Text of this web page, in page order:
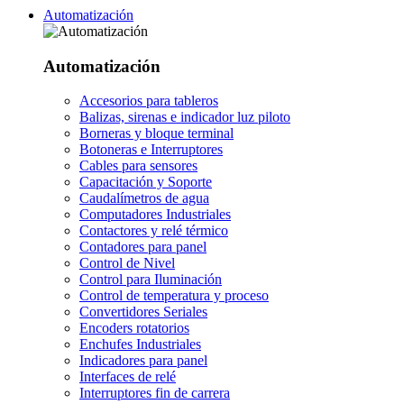
Automatización
Automatización
Accesorios para tableros
Balizas, sirenas e indicador luz piloto
Borneras y bloque terminal
Botoneras e Interruptores
Cables para sensores
Capacitación y Soporte
Caudalímetros de agua
Computadores Industriales
Contactores y relé térmico
Contadores para panel
Control de Nivel
Control para Iluminación
Control de temperatura y proceso
Convertidores Seriales
Encoders rotatorios
Enchufes Industriales
Indicadores para panel
Interfaces de relé
Interruptores fin de carrera